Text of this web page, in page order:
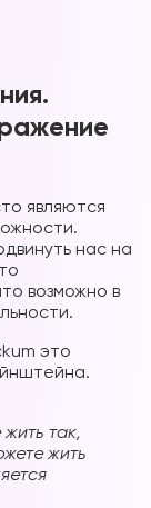
являются
нас на
возможно в
это
так,
жить